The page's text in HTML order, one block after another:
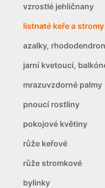
vzrostlé jehličnany
listnaté keře a stromy
azalky,
jarní kvetoucí,
mrazuvzdorné palmy
pnoucí rostliny
pokojové květiny
růže keřové
růže stromkové
bylinky